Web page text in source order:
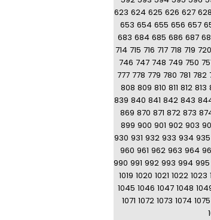
623 624 625 626 627 628
653 654 655 656 657
683 684 685 686 687
714 715 716 717 718 719 720
746 747 748 749 750
777 778 779 780 781 782
808 809 810 811 812 813
839 840 841 842 843
869 870 871 872 873
899 900 901 902 903
930 931 932 933 934 935
960 961 962 963 964
990 991 992 993 994 995
1019 1020 1021 1022 1023
1045 1046 1047 1048
1071 1072 1073 1074 1075